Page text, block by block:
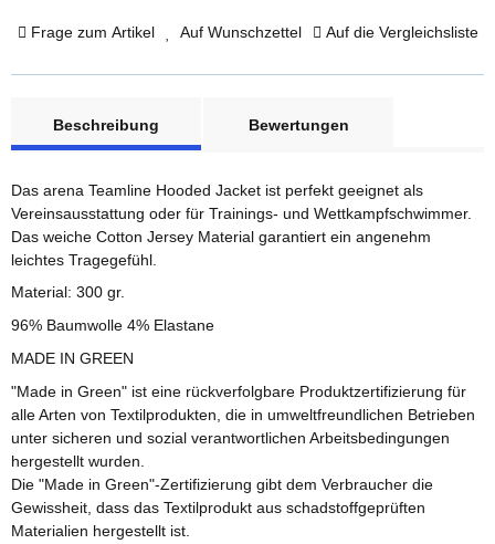
Frage zum Artikel Auf Wunschzettel Auf die Vergleichsliste
Beschreibung
Bewertungen
Das arena Teamline Hooded Jacket ist perfekt geeignet als
Vereinsausstattung oder für Trainings- und Wettkampfschwimmer.
Das weiche Cotton Jersey Material garantiert ein angenehm
leichtes Tragegefühl.
Material: 300 gr.
96% Baumwolle 4% Elastane
MADE IN GREEN
"Made in Green" ist eine rückverfolgbare Produktzertifizierung für
alle Arten von Textilprodukten, die in umweltfreundlichen Betrieben
unter sicheren und sozial verantwortlichen Arbeitsbedingungen
hergestellt wurden.
Die "Made in Green"-Zertifizierung gibt dem Verbraucher die
Gewissheit, dass das Textilprodukt aus schadstoffgeprüften
Materialien hergestellt ist.